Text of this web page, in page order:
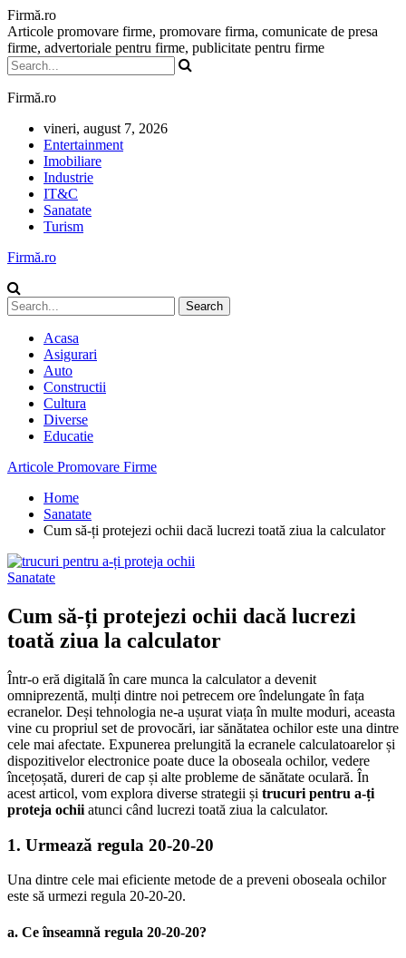
Firmă.ro
Articole promovare firme, promovare firma, comunicate de presa
firme, advertoriale pentru firme, publicitate pentru firme
Firmă.ro
vineri, august 7, 2026
Entertainment
Imobiliare
Industrie
IT&C
Sanatate
Turism
Firmă.ro
Acasa
Asigurari
Auto
Constructii
Cultura
Diverse
Educatie
Articole Promovare Firme
Home
Sanatate
Cum să-ți protejezi ochii dacă lucrezi toată ziua la calculator
Sanatate
Cum să-ți protejezi ochii dacă lucrezi
toată ziua la calculator
Într-o eră digitală în care munca la calculator a devenit
omniprezentă, mulți dintre noi petrecem ore îndelungate în fața
ecranelor. Deși tehnologia ne-a ușurat viața în multe moduri, aceasta
vine cu propriul set de provocări, iar sănătatea ochilor este una dintre
cele mai afectate. Expunerea prelungită la ecranele calculatoarelor și
dispozitivelor electronice poate duce la oboseala ochilor, vedere
încețoșată, dureri de cap și alte probleme de sănătate oculară. În
acest articol, vom explora diverse strategii și trucuri pentru a-ți
proteja ochii atunci când lucrezi toată ziua la calculator.
1. Urmează regula 20-20-20
Una dintre cele mai eficiente metode de a preveni oboseala ochilor
este să urmezi regula 20-20-20.
a. Ce înseamnă regula 20-20-20?